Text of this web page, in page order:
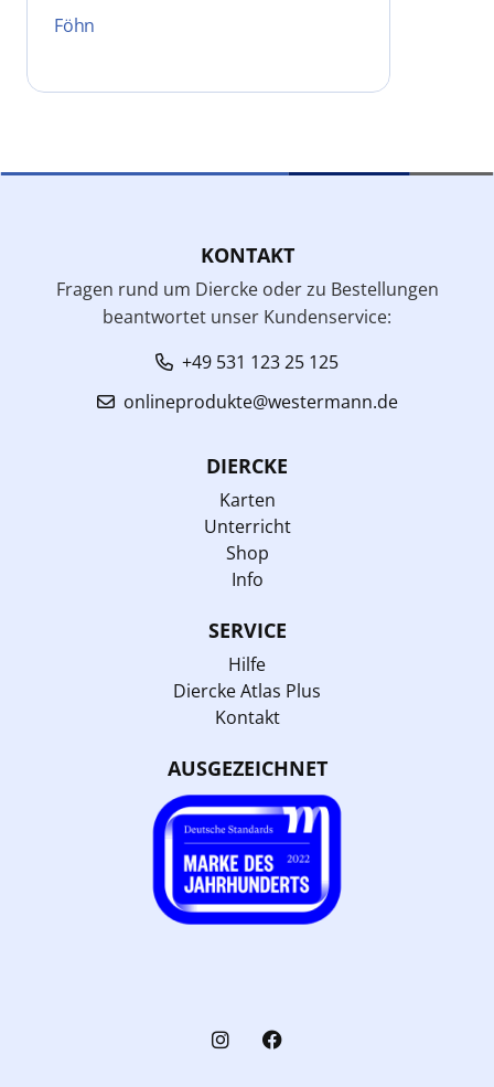
Föhn
KONTAKT
Fragen rund um Diercke oder zu Bestellungen
beantwortet unser Kundenservice:
+49 531 123 25 125
onlineprodukte@westermann.de
DIERCKE
Karten
Unterricht
Shop
Info
SERVICE
Hilfe
Diercke Atlas Plus
Kontakt
AUSGEZEICHNET